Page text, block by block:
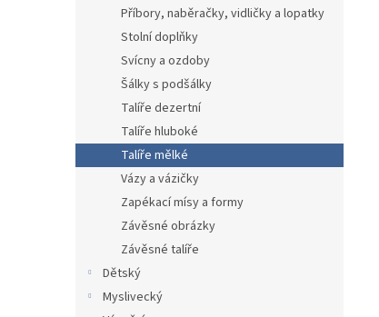
Příbory, naběračky, vidličky a lopatky
Stolní doplňky
Svícny a ozdoby
Šálky s podšálky
Talíře dezertní
Talíře hluboké
Talíře mělké
Vázy a vázičky
Zapékací mísy a formy
Závěsné obrázky
Závěsné talíře
Dětský
Myslivecký